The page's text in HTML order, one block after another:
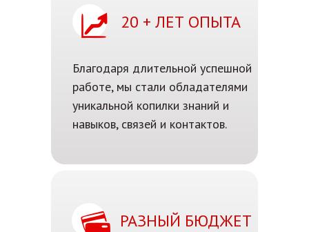
20 + ЛЕТ ОПЫТА
Благодаря длительной успешной
работе, мы стали обладателями
уникальной копилки знаний и
навыков, связей и контактов.
РАЗНЫЙ БЮДЖЕТ